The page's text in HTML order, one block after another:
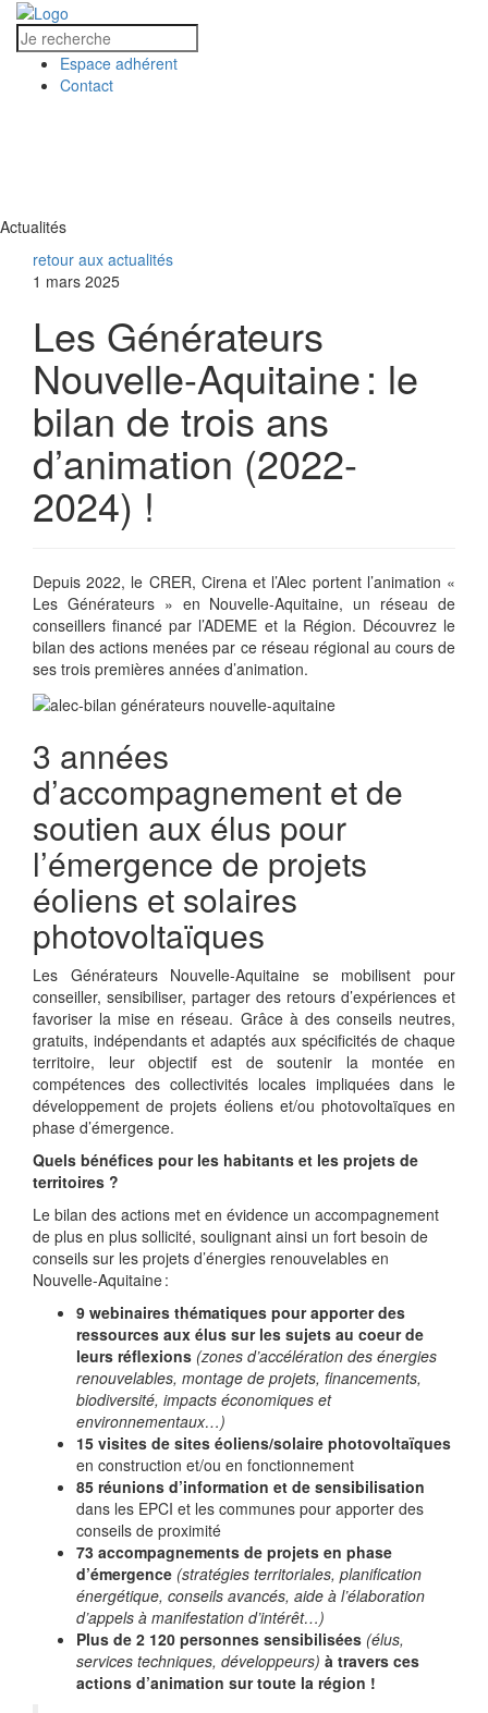
Espace adhérent
Contact
Actualités
retour aux actualités
1 mars 2025
Les Générateurs
Nouvelle-Aquitaine : le
bilan de trois ans
d’animation (2022-
2024) !
Depuis 2022, le CRER, Cirena et l’Alec portent l’animation «
Les Générateurs » en Nouvelle-Aquitaine, un réseau de
conseillers financé par l’ADEME et la Région. Découvrez le
bilan des actions menées par ce réseau régional au cours de
ses trois premières années d’animation.
3 années
d’accompagnement et de
soutien aux élus pour
l’émergence de projets
éoliens et solaires
photovoltaïques
Les Générateurs Nouvelle-Aquitaine se mobilisent pour
conseiller, sensibiliser, partager des retours d’expériences et
favoriser la mise en réseau. Grâce à des conseils neutres,
gratuits, indépendants et adaptés aux spécificités de chaque
territoire, leur objectif est de soutenir la montée en
compétences des collectivités locales impliquées dans le
développement de projets éoliens et/ou photovoltaïques en
phase d’émergence.
Quels bénéfices pour les habitants et les projets de
territoires ?
Le bilan des actions met en évidence un accompagnement
de plus en plus sollicité, soulignant ainsi un fort besoin de
conseils sur les projets d’énergies renouvelables en
Nouvelle-Aquitaine :
9 webinaires thématiques pour apporter des
ressources aux élus sur les sujets au coeur de
leurs réflexions (zones d’accélération des énergies
renouvelables, montage de projets, financements,
biodiversité, impacts économiques et
environnementaux…)
15 visites de sites éoliens/solaire photovoltaïques
en construction et/ou en fonctionnement
85 réunions d’information et de sensibilisation
dans les EPCI et les communes pour apporter des
conseils de proximité
73 accompagnements de projets en phase
d’émergence (stratégies territoriales, planification
énergétique, conseils avancés, aide à l’élaboration
d’appels à manifestation d’intérêt…)
Plus de 2 120 personnes sensibilisées (élus,
services techniques, développeurs) à travers ces
actions d’animation sur toute la région !